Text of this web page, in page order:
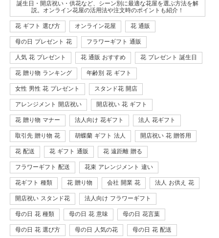
誕生日・開店祝い・供花など、シーン別に最適な花屋を選ぶ方法を解
説。オンライン花屋の活用法や注文時のポイントも紹介！
花 ギフト 選び方 オンライン花屋 花 通販
母の日 プレゼント 花 フラワーギフト 通販
人気 花 プレゼント 花 通販 おすすめ 花 プレゼント 誕生日
花 贈り物 ランキング 年齢別 花 ギフト
女性 男性 花 プレゼント スタンド花 開店
アレンジメント 開店祝い 開店祝い 花 ギフト
花 贈り物 マナー 法人向け 花ギフト 法人 花ギフト
取引先 贈り物 花 胡蝶蘭 ギフト 法人 開店祝い 花 贈答用
花 配送 花 ギフト 通販 花 遠距離 贈る
フラワーギフト 配送 花束 アレンジメント 違い
花ギフト 種類 花 贈り物 会社 開業 花 法人 お供え 花
開店祝い スタンド花 法人向け フラワーギフト
母の日 花 種類 母の日 花 意味 母の日 花言葉
母の日 花 選び方 母の日 人気の花 母の日 花 配送